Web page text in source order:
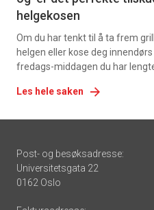
helgekosen
Om du har tenkt til å ta frem
helgen eller kose deg
fredags-middagen du har
Les hele saken
Post- og besøksadresse:
Universitetsgata 22
0162 Oslo